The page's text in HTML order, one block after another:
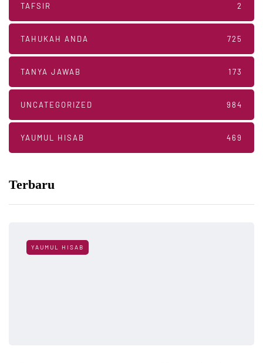
TAFSIR 2
TAHUKAH ANDA 725
TANYA JAWAB 173
UNCATEGORIZED 984
YAUMUL HISAB 469
Terbaru
YAUMUL HISAB